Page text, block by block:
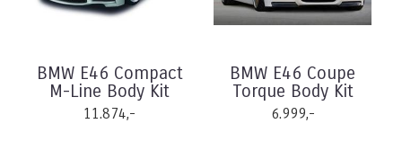
BMW E46 Compact
M-Line Body Kit
11.874,-
BMW E46 Coupe
Torque Body Kit
6.999,-